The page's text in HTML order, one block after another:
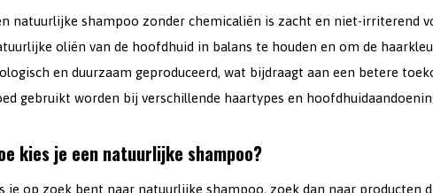
natuurlijke shampoo zonder chemicaliën is zacht en niet-irriterend
oliën van de hoofdhuid in balans te houden en om de
en duurzaam geproduceerd, wat bijdraagt aan een betere
gebruikt worden bij verschillende haartypes en
kies je een natuurlijke shampoo?
je op zoek bent naar natuurlijke shampoo, zoek dan naar producten